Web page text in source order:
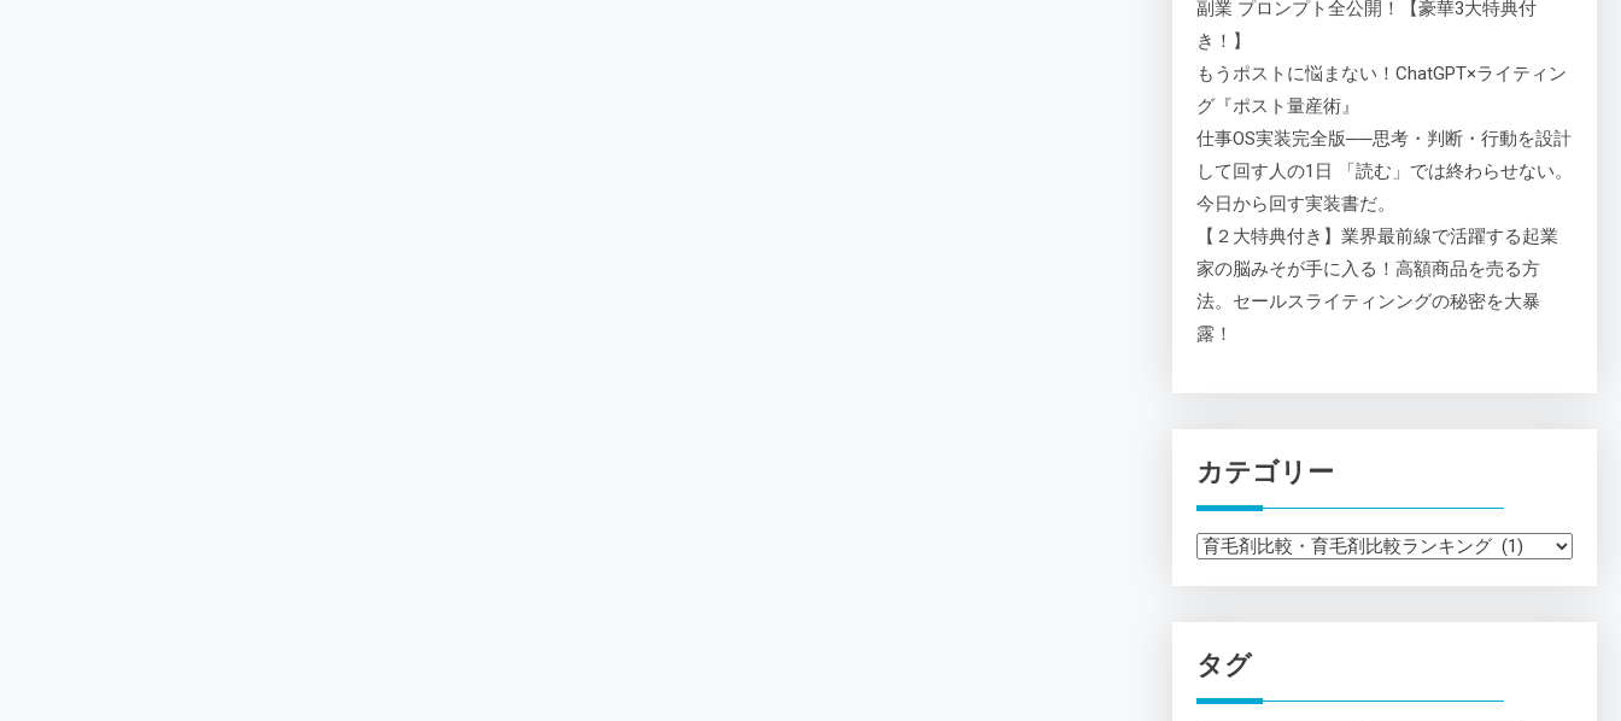
副業 プロンプト全公開！【豪華3大特典付
き！】
もうポストに悩まない！ChatGPT×ライティン
グ『ポスト量産術』
仕事OS実装完全版──思考・判断・行動を設計
して回す人の1日 「読む」では終わらせない。
今日から回す実装書だ。
【２大特典付き】業界最前線で活躍する起業
家の脳みそが手に入る！高額商品を売る方
法。セールスライティンングの秘密を大暴
露！
カテゴリー
カ
ー
タグ